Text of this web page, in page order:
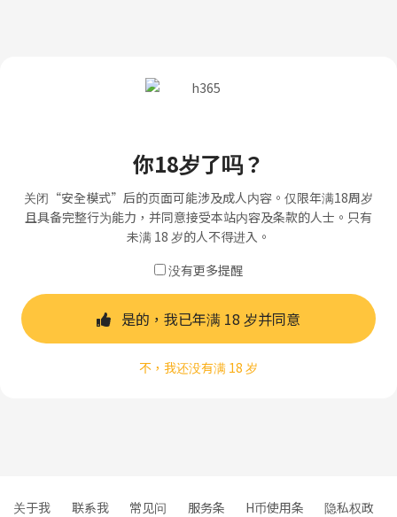
你18岁了吗？
关闭“安全模式”后的页面可能涉及成人内容。仅限年满18周岁
且具备完整行为能力，并同意接受本站内容及条款的人士。只有
未满 18 岁的人不得进入。
没有更多提醒
是的，我已年满 18 岁并同意
不，我还没有满 18 岁
关于我
联系我
常见问
服务条
H币使用条
隐私权政